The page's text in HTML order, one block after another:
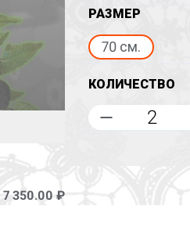
7 350.00 ₽
РАЗМЕР
70 см.
КОЛИЧЕСТВО